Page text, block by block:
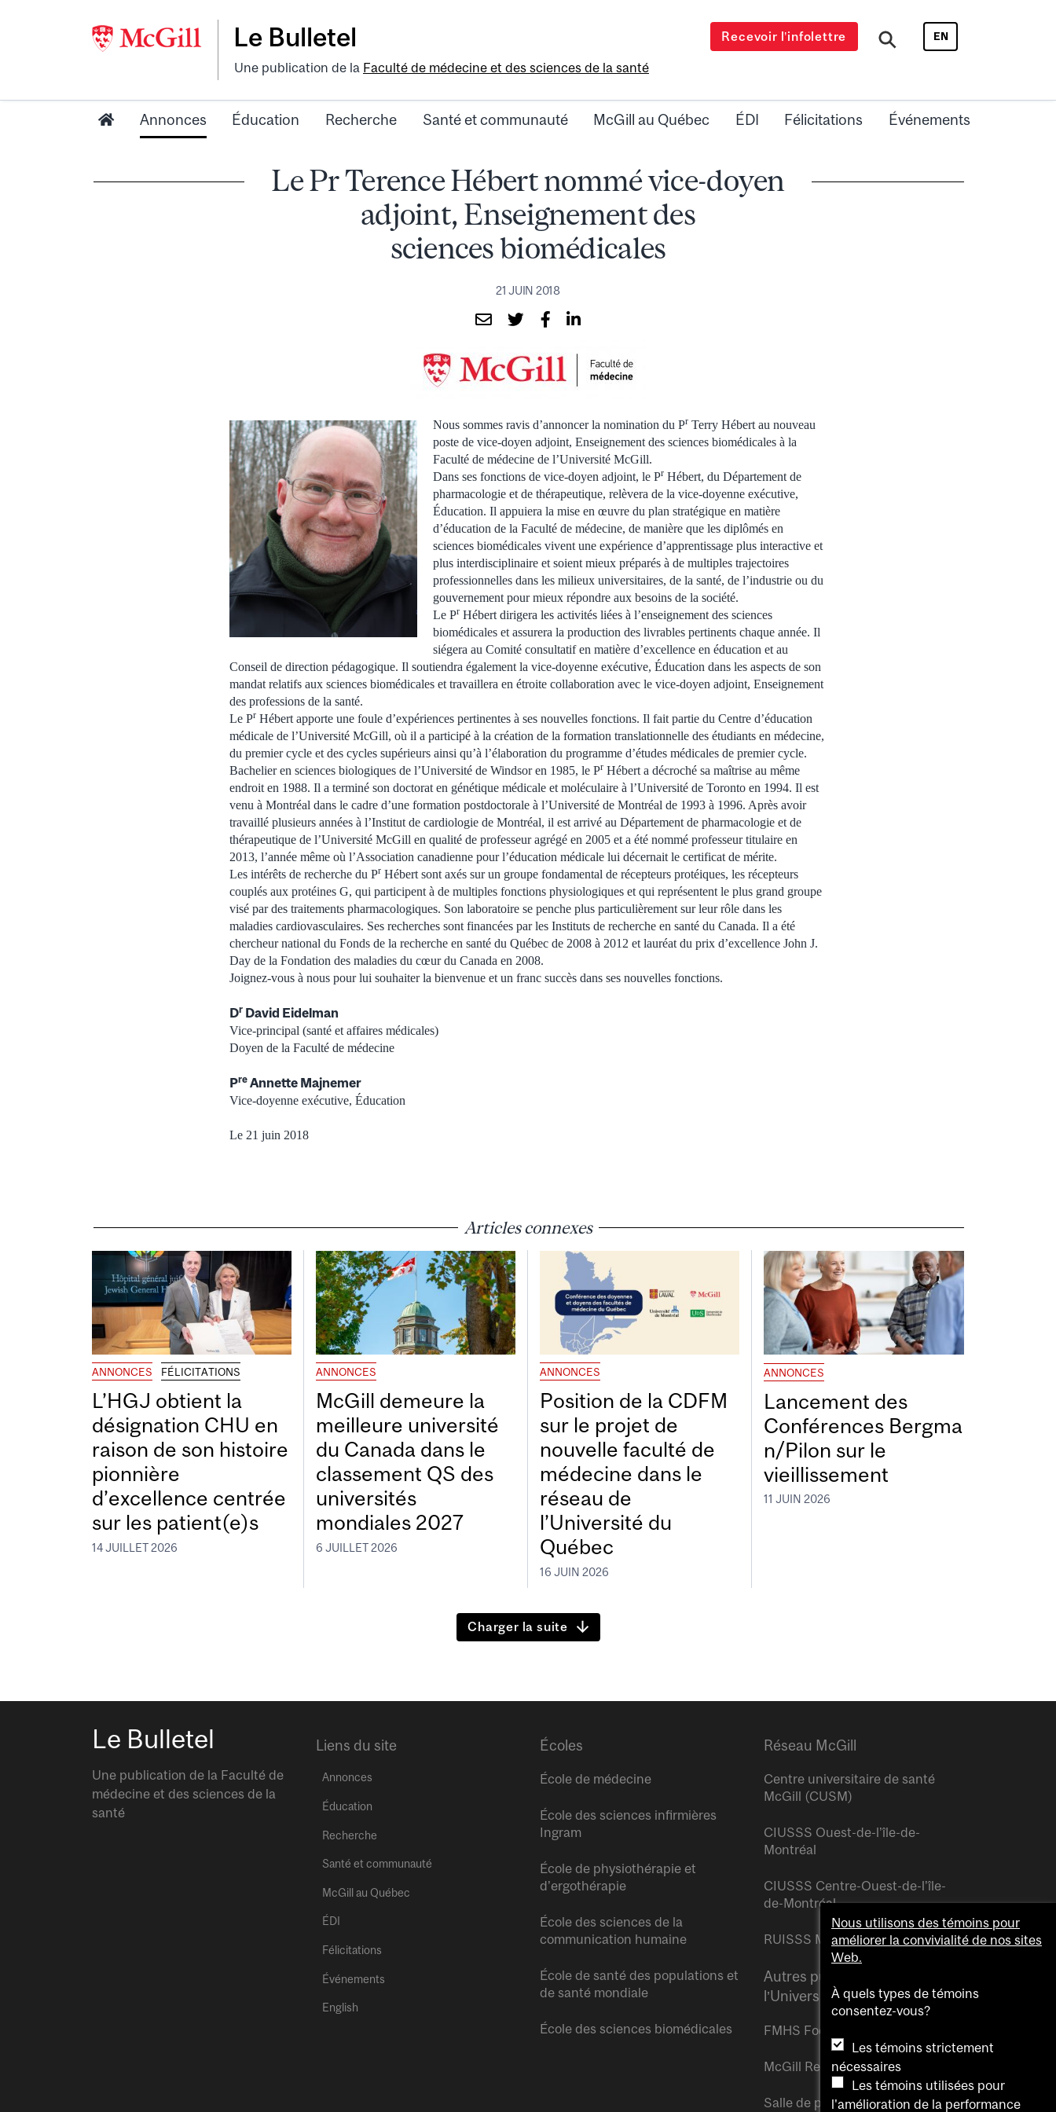
Le Bulletel
Une publication de la Faculté de médecine et des sciences de la santé
Recevoir l’infolettre EN
Annonces Éducation Recherche Santé et communauté McGill au Québec ÉDI Félicitations Événements
Le Pr Terence Hébert nommé vice-doyen
adjoint, Enseignement des
sciences biomédicales
21 JUIN 2018
Nous sommes ravis d’annoncer la nomination du Pr Terry Hébert au nouveau
poste de vice-doyen adjoint, Enseignement des sciences biomédicales à la
Faculté de médecine de l’Université McGill.
Dans ses fonctions de vice-doyen adjoint, le Pr Hébert, du Département de
pharmacologie et de thérapeutique, relèvera de la vice-doyenne exécutive,
Éducation. Il appuiera la mise en œuvre du plan stratégique en matière
d’éducation de la Faculté de médecine, de manière que les diplômés en
sciences biomédicales vivent une expérience d’apprentissage plus interactive et
plus interdisciplinaire et soient mieux préparés à de multiples trajectoires
professionnelles dans les milieux universitaires, de la santé, de l’industrie ou du
gouvernement pour mieux répondre aux besoins de la société.
Le Pr Hébert dirigera les activités liées à l’enseignement des sciences
biomédicales et assurera la production des livrables pertinents chaque année. Il
siégera au Comité consultatif en matière d’excellence en éducation et au
Conseil de direction pédagogique. Il soutiendra également la vice-doyenne exécutive, Éducation dans les aspects de son
mandat relatifs aux sciences biomédicales et travaillera en étroite collaboration avec le vice-doyen adjoint, Enseignement
des professions de la santé.
Le Pr Hébert apporte une foule d’expériences pertinentes à ses nouvelles fonctions. Il fait partie du Centre d’éducation
médicale de l’Université McGill, où il a participé à la création de la formation translationnelle des étudiants en médecine,
du premier cycle et des cycles supérieurs ainsi qu’à l’élaboration du programme d’études médicales de premier cycle.
Bachelier en sciences biologiques de l’Université de Windsor en 1985, le Pr Hébert a décroché sa maîtrise au même
endroit en 1988. Il a terminé son doctorat en génétique médicale et moléculaire à l’Université de Toronto en 1994. Il est
venu à Montréal dans le cadre d’une formation postdoctorale à l’Université de Montréal de 1993 à 1996. Après avoir
travaillé plusieurs années à l’Institut de cardiologie de Montréal, il est arrivé au Département de pharmacologie et de
thérapeutique de l’Université McGill en qualité de professeur agrégé en 2005 et a été nommé professeur titulaire en
2013, l’année même où l’Association canadienne pour l’éducation médicale lui décernait le certificat de mérite.
Les intérêts de recherche du Pr Hébert sont axés sur un groupe fondamental de récepteurs protéiques, les récepteurs
couplés aux protéines G, qui participent à de multiples fonctions physiologiques et qui représentent le plus grand groupe
visé par des traitements pharmacologiques. Son laboratoire se penche plus particulièrement sur leur rôle dans les
maladies cardiovasculaires. Ses recherches sont financées par les Instituts de recherche en santé du Canada. Il a été
chercheur national du Fonds de la recherche en santé du Québec de 2008 à 2012 et lauréat du prix d’excellence John J.
Day de la Fondation des maladies du cœur du Canada en 2008.
Joignez-vous à nous pour lui souhaiter la bienvenue et un franc succès dans ses nouvelles fonctions.
Dr David Eidelman
Vice-principal (santé et affaires médicales)
Doyen de la Faculté de médecine
Pre Annette Majnemer
Vice-doyenne exécutive, Éducation
Le 21 juin 2018
Articles connexes
ANNONCES FÉLICITATIONS
L’HGJ obtient la
désignation CHU en
raison de son histoire
pionnière
d’excellence centrée
sur les patient(e)s
14 JUILLET 2026
ANNONCES
McGill demeure la
meilleure université
du Canada dans le
classement QS des
universités
mondiales 2027
6 JUILLET 2026
ANNONCES
Position de la CDFM
sur le projet de
nouvelle faculté de
médecine dans le
réseau de
l’Université du
Québec
16 JUIN 2026
ANNONCES
Lancement des
Conférences Bergma
n/Pilon sur le
vieillissement
11 JUIN 2026
Charger la suite
Le Bulletel
Une publication de la Faculté de
médecine et des sciences de la
santé
Liens du site
Annonces
Éducation
Recherche
Santé et communauté
McGill au Québec
ÉDI
Félicitations
Événements
English
Écoles
École de médecine
École des sciences infirmières
Ingram
École de physiothérapie et
d’ergothérapie
École des sciences de la
communication humaine
École de santé des populations et
de santé mondiale
École des sciences biomédicales
Réseau McGill
Centre universitaire de santé
McGill (CUSM)
CIUSSS Ouest-de-l’île-de-
Montréal
CIUSSS Centre-Ouest-de-l’île-
de-Montréal
RUISSS McGill
Autres publications de
l’Université McGill
FMHS Focus
McGill Reporter
Salle de presse McGill
Nous utilisons des témoins pour
améliorer la convivialité de nos sites
Web.
À quels types de témoins
consentez-vous?
Les témoins strictement
nécessaires
Les témoins utilisées pour
l'amélioration de la performance